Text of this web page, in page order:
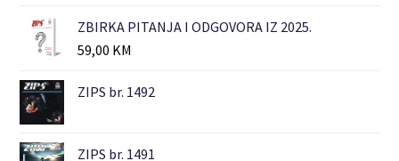
ZBIRKA PITANJA I ODGOVORA IZ 2025.
59,00 KM
ZIPS br. 1492
ZIPS br. 1491